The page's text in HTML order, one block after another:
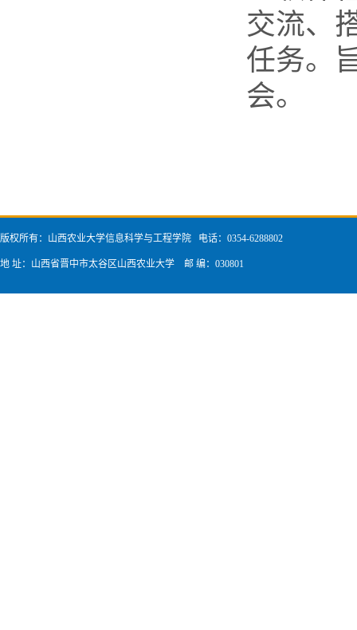
交流、
任务。
会。
版权所有：山西农业大学信息科学与工程学院 电话：0354-6288802
地 址：山西省晋中市太谷区山西农业大学 邮 编：030801